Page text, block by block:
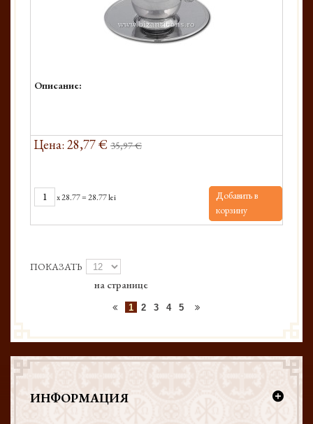
Описание:
Цена: 28,77 € 35,97 €
x28.77=28.77 lei
Добавить в
корзину
ПОКАЗАТЬ
на странице
1 2 3 4 5
ИНФОРМАЦИЯ